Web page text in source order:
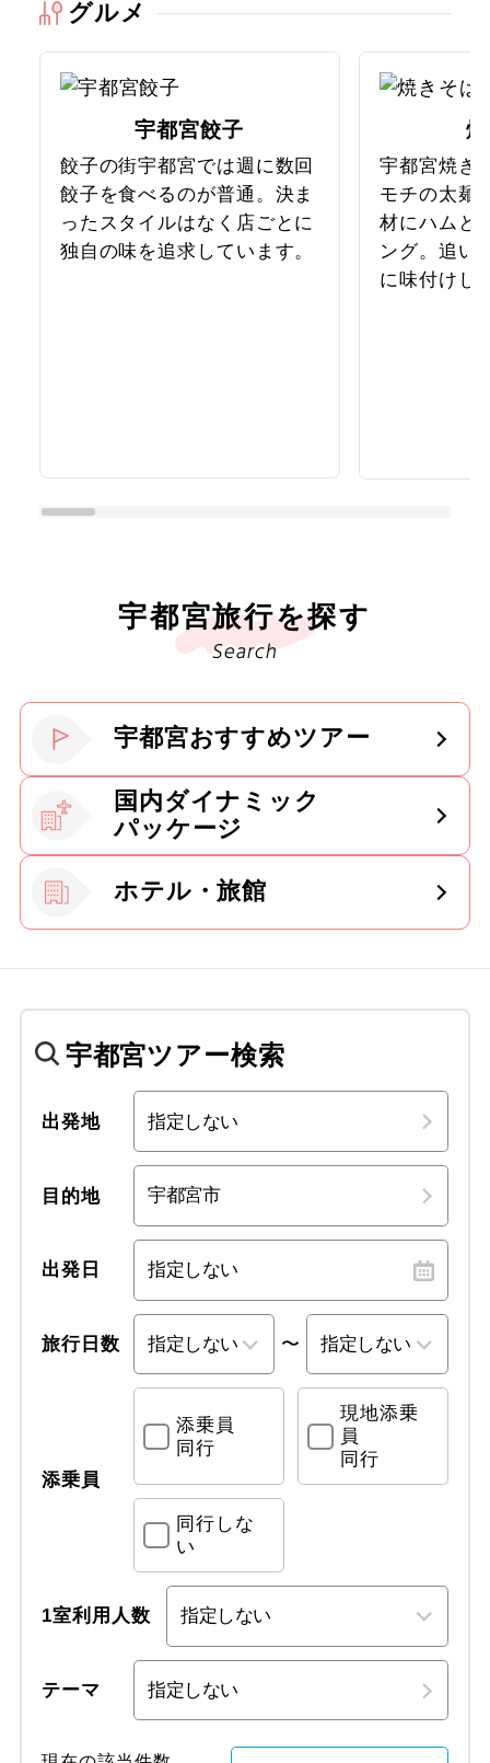
グルメ
宇都宮餃子
餃子の街宇都宮では週に数回
餃子を食べるのが普通。決ま
ったスタイルはなく店ごとに
独自の味を追求しています。
宇都宮焼き
モチの太麺
材にハムと
ング。追い
に味付けし
宇都宮旅行を探す
Search
宇都宮おすすめツアー
国内ダイナミック
パッケージ
ホテル・旅館
宇都宮ツアー検索
出発地
目的地
出発日
旅行日数 〜
添乗員
添乗員
同行
現地添乗
員
同行
同行しな
い
1室利用人数
テーマ